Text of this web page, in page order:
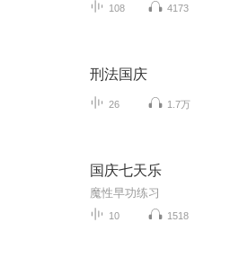
108 4173
刑法国庆
26 1.7万
国庆七天乐
魔性早功练习
10 1518